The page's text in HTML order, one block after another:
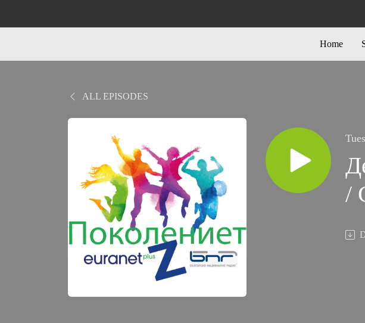
Home
ALL EPISODES
/